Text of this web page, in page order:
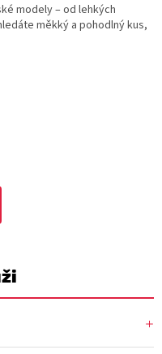
modely – od lehkých
měkký a pohodlný kus,